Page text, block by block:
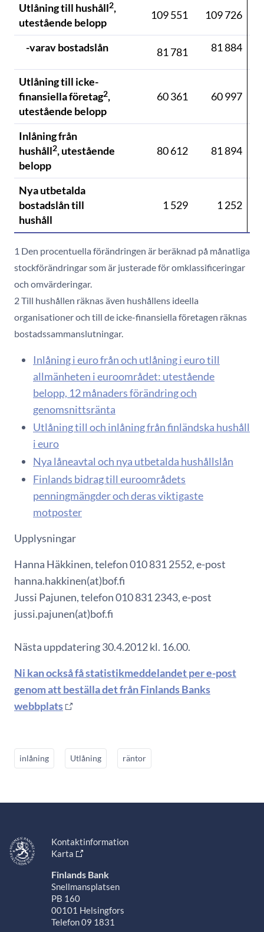
Utlåning till hushåll2,
utestående belopp
109 551 109 726
-varav bostadslån 81 781 81 884
Utlåning till icke-
finansiella företag2,
utestående belopp
60 361 60 997
Inlåning från
hushåll2, utestående
belopp
80 612 81 894
Nya utbetalda
bostadslån till
hushåll
1 529 1 252
1 Den procentuella förändringen är beräknad på månatliga
stockförändringar som är justerade för omklassificeringar
och omvärderingar.
2 Till hushållen räknas även hushållens ideella
organisationer och till de icke-finansiella företagen räknas
bostadssammanslutningar.
Inlåning i euro från och utlåning i euro till
allmänheten i euroområdet: utestående
belopp, 12 månaders förändring och
genomsnittsränta
Utlåning till och inlåning från finländska hushåll
i euro
Nya låneavtal och nya utbetalda hushållslån
Finlands bidrag till euroområdets
penningmängder och deras viktigaste
motposter
Upplysningar
Hanna Häkkinen, telefon 010 831 2552, e-post
hanna.hakkinen(at)bof.fi
Jussi Pajunen, telefon 010 831 2343, e-post
jussi.pajunen(at)bof.fi
Nästa uppdatering 30.4.2012 kl. 16.00.
Ni kan också få statistikmeddelandet per e-post
genom att beställa det från Finlands Banks
webbplats
inlåning Utlåning räntor
Kontaktinformation
Karta
Finlands Bank
Snellmansplatsen
PB 160
00101 Helsingfors
Telefon 09 1831